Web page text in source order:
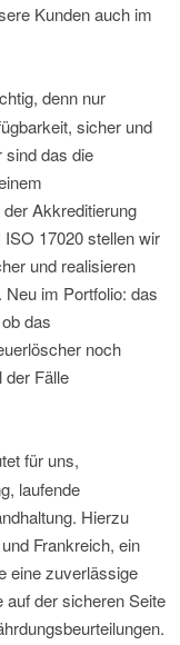
Kunden auch im
denn nur
sicher und
sind das die
Akkreditierung
17020 stellen wir
und realisieren
im Portfolio: das
das
noch
der Fälle
für uns,
laufende
Hierzu
Frankreich, ein
eine zuverlässige
der sicheren Seite